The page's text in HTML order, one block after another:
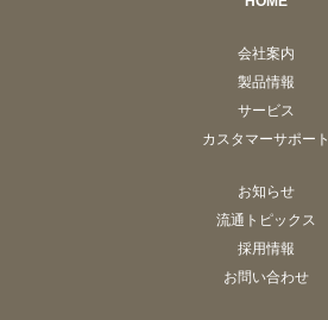
会社案内
製品情報
サービス
カスタマーサポート
お知らせ
流通トピックス
採用情報
お問い合わせ